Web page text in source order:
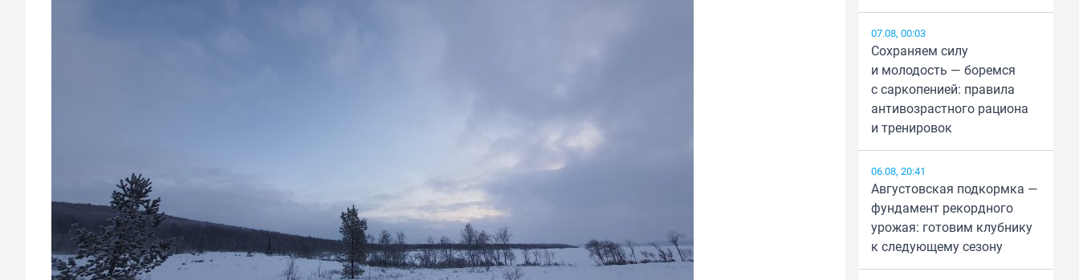
07.08, 00:03
Сохраняем силу
и молодость — боремся
с саркопенией: правила
антивозрастного рациона
и тренировок
06.08, 20:41
Августовская подкормка —
фундамент рекордного
урожая: готовим клубнику
к следующему сезону